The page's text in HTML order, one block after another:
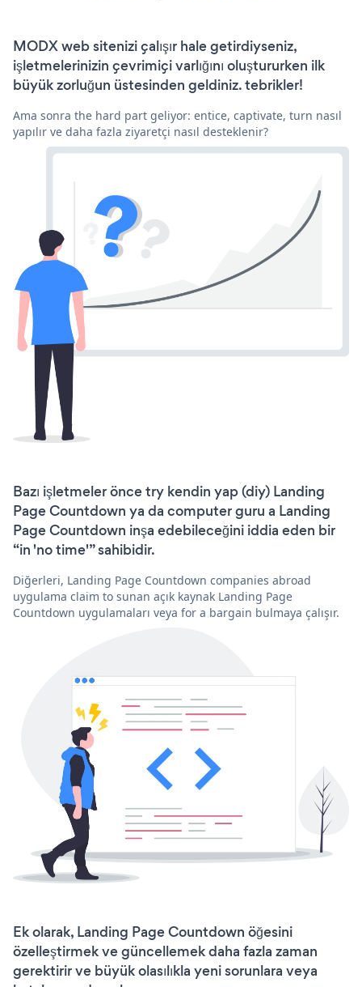
MODX web sitenizi çalışır hale getirdiyseniz,
işletmelerinizin çevrimiçi varlığını oluştururken ilk
büyük zorluğun üstesinden geldiniz. tebrikler!
Ama sonra the hard part geliyor: entice, captivate, turn nasıl
yapılır ve daha fazla ziyaretçi nasıl desteklenir?
Bazı işletmeler önce try kendin yap (diy) Landing
Page Countdown ya da computer guru a Landing
Page Countdown inşa edebileceğini iddia eden bir
“in 'no time'” sahibidir.
Diğerleri, Landing Page Countdown companies abroad
uygulama claim to sunan açık kaynak Landing Page
Countdown uygulamaları veya for a bargain bulmaya çalışır.
Ek olarak, Landing Page Countdown öğesini
özelleştirmek ve güncellemek daha fazla zaman
gerektirir ve büyük olasılıkla yeni sorunlara veya